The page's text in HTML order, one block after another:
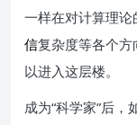
一样在对计算理
信复杂度等各个
以进入这层楼。
成为“科学家”后